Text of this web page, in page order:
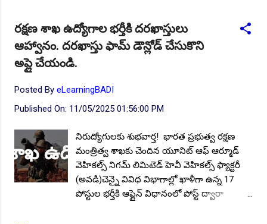
పోస్టుల వారీగా ఖాళీల వివరాల.. విద్యార్హత :
ప్రభుత్వ గుర్తింపు పొందిన యూనివర్సిటీ లేదా
(బ్యాచిలర్/ టెక్నికల్/ జనరల్) డిగ్రీ అర్హత కలిగి
ఉంటుంది. వయో పరిమితి : దరఖాస్తు చివరి తేదీ
నాటికి 35 సంవత్సరాలకు మించకుండా ఉండాలి.
రిజర్వేషన్ వర్గాల అభ్యర్థులకు సడలింపు ఉంది.
వివరాలకు అధికారిక నోటిఫికేషన్ చదవండి. ఎంపిక
విధానం: వచ్చిన దరఖాస్తులను నోటిఫికేషన్ అ...
రక్షణ శాఖ ఉద్యోగాల భర్తీకి దరఖాస్తులు
ఆహ్వానం. దరఖాస్తు ఫామ్ డౌన్లోడ్ చేసుకొని
అప్లై చేయండి.
Posted By eLearningBADI
Published On: 11/05/2025 01:56:00 PM
నిరుద్యోగులకు శుభవార్త! భారత ప్రభుత్వ రక్షణ
మంత్రిత్వ శాఖకు చెందిన యూనిట్ ఆఫ్ ఆర్మూడ్
వెహికల్స్ నిగమ్ లిమిటెడ్ హెవీ వెహికల్స్ ఫ్యాక్టరీ
(అవడి)చెన్నై వివిధ విభాగాల్లో ఖాళీగా ఉన్న 17
పోస్టుల భర్తీకి ఆఫ్లైన్ విధానంలో పోస్ట్ ద్వారా